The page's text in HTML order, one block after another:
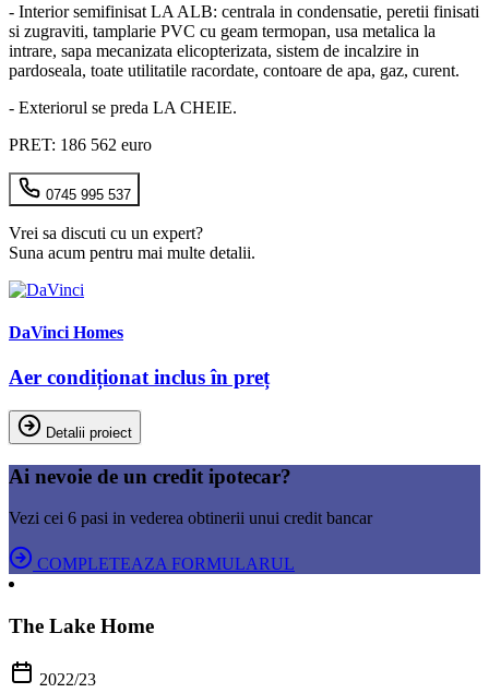
- Interior semifinisat LA ALB: centrala in condensatie, peretii finisati
si zugraviti, tamplarie PVC cu geam termopan, usa metalica la
intrare, sapa mecanizata elicopterizata, sistem de incalzire in
pardoseala, toate utilitatile racordate, contoare de apa, gaz, curent.
- Exteriorul se preda LA CHEIE.
PRET: 186 562 euro
0745 995 537
Vrei sa discuti cu un expert?
Suna acum pentru mai multe detalii.
DaVinci Homes
Aer condiționat inclus în preț
Detalii proiect
Ai nevoie de un credit ipotecar?
Vezi cei 6 pasi in vederea obtinerii unui credit bancar
COMPLETEAZA FORMULARUL
The Lake Home
2022/23